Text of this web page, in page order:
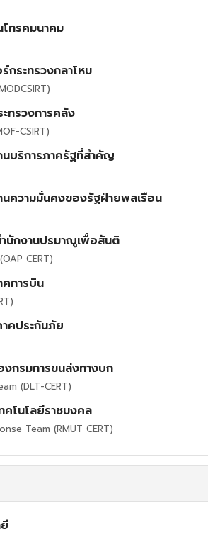
ทรคมนาคม
ระทรวงกลาโหม
ทรวงการคลัง
CSIRT)
บริการภาครัฐที่สำคัญ
ความมั่นคงของรัฐฝ่ายพลเรือน
นักงานปรมาณูเพื่อสันติ
CERT)
การบิน
คประกันภัย
กรมการขนส่งทางบก
(DLT-CERT)
โนโลยีราชมงคล
Team (RMUT CERT)